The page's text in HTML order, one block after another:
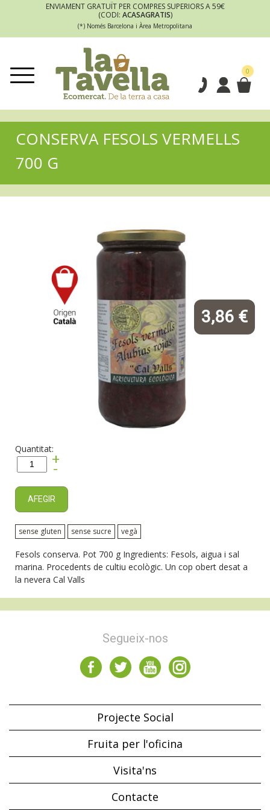
ENVIAMENT GRATUÏT PER COMPRES SUPERIORS A 59€
(CODI: ACASAGRATIS)
(*) Només Barcelona i Àrea Metropolitana
0
CONSERVA FESOLS VERMELLS
700 G
3,86 €
Quantitat:
+
-
AFEGIR
sense gluten sense sucre vegà
Fesols conserva. Pot 700 g Ingredients: Fesols, aigua i sal
marina. Procedents de cultiu ecològic. Un cop obert desat a
la nevera Cal Valls
Segueix-nos
Projecte Social
Fruita per l'oficina
Visita'ns
Contacte